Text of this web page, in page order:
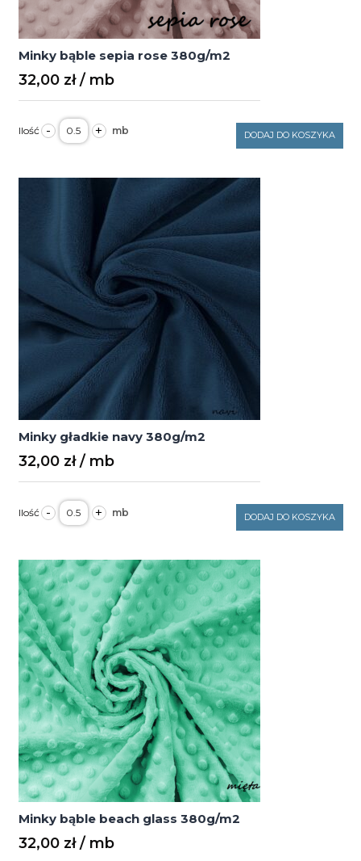
Minky bąble sepia rose 380g/m2
32,00 zł
- ilość
Minky
bąble
+ DODAJ DO KOSZYKA
Minky gładkie navy 380g/m2
32,00 zł
- ilość
Minky
gładkie
+ DODAJ DO KOSZYKA
Minky bąble beach glass 380g/m2
32,00 zł